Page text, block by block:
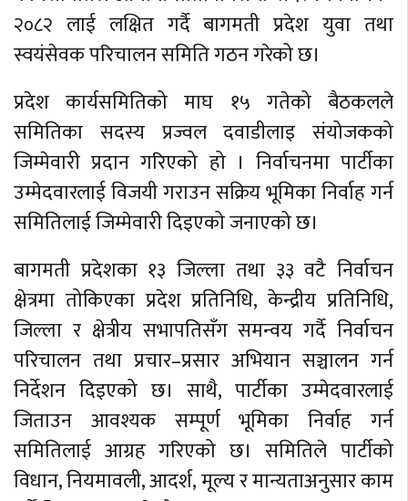
२०८२ लाई लक्षित गर्दै बागमती प्रदेश युवा तथा
स्वयंसेवक परिचालन समिति गठन गरेको छ।
प्रदेश कार्यसमितिको माघ १५ गतेको बैठकलले
समितिका सदस्य प्रज्वल दवाडीलाइ संयोजकको
जिम्मेवारी प्रदान गरिएको हो । निर्वाचनमा पार्टीका
उम्मेदवारलाई विजयी गराउन सक्रिय भूमिका निर्वाह गर्न
समितिलाई जिम्मेवारी दिइएको जनाएको छ।
बागमती प्रदेशका १३ जिल्ला तथा ३३ वटै निर्वाचन
क्षेत्रमा तोकिएका प्रदेश प्रतिनिधि, केन्द्रीय प्रतिनिधि,
जिल्ला र क्षेत्रीय सभापतिसँग समन्वय गर्दै निर्वाचन
परिचालन तथा प्रचार–प्रसार अभियान सञ्चालन गर्न
निर्देशन दिइएको छ। साथै, पार्टीका उम्मेदवारलाई
जिताउन आवश्यक सम्पूर्ण भूमिका निर्वाह गर्न
समितिलाई आग्रह गरिएको छ। समितिले पार्टीको
विधान, नियमावली, आदर्श, मूल्य र मान्यताअनुसार काम